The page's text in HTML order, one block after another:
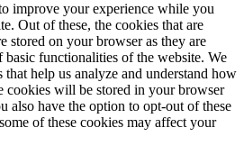
improve your experience while you
Out of these, the cookies that are
stored on your browser as they are
functionalities of the website. We
help us analyze and understand how
cookies will be stored in your browser
also have the option to opt-out of these
of these cookies may affect your